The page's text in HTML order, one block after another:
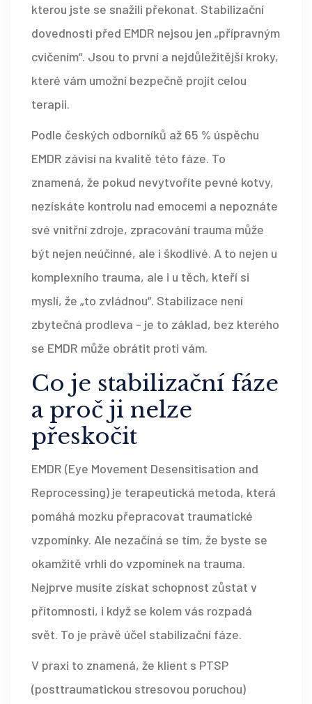
kterou jste se snažili překonat. Stabilizační
dovednosti před EMDR nejsou jen „přípravným
cvičením“. Jsou to první a nejdůležitější kroky,
které vám umožní bezpečně projít celou
terapii.
Podle českých odborníků až 65 % úspěchu
EMDR závisí na kvalitě této fáze. To
znamená, že pokud nevytvoříte pevné kotvy,
nezískáte kontrolu nad emocemi a nepoznáte
své vnitřní zdroje, zpracování trauma může
být nejen neúčinné, ale i škodlivé. A to nejen u
komplexního trauma, ale i u těch, kteří si
myslí, že „to zvládnou“. Stabilizace není
zbytečná prodleva - je to základ, bez kterého
se EMDR může obrátit proti vám.
Co je stabilizační fáze
a proč ji nelze
přeskočit
EMDR (Eye Movement Desensitisation and
Reprocessing) je terapeutická metoda, která
pomáhá mozku přepracovat traumatické
vzpomínky. Ale nezačíná se tím, že byste se
okamžitě vrhli do vzpomínek na trauma.
Nejprve musíte získat schopnost zůstat v
přítomnosti, i když se kolem vás rozpadá
svět. To je právě účel stabilizační fáze.
V praxi to znamená, že klient s PTSP
(posttraumatickou stresovou poruchou)